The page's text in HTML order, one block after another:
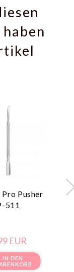
Pusher
511
EUR
IN DEN